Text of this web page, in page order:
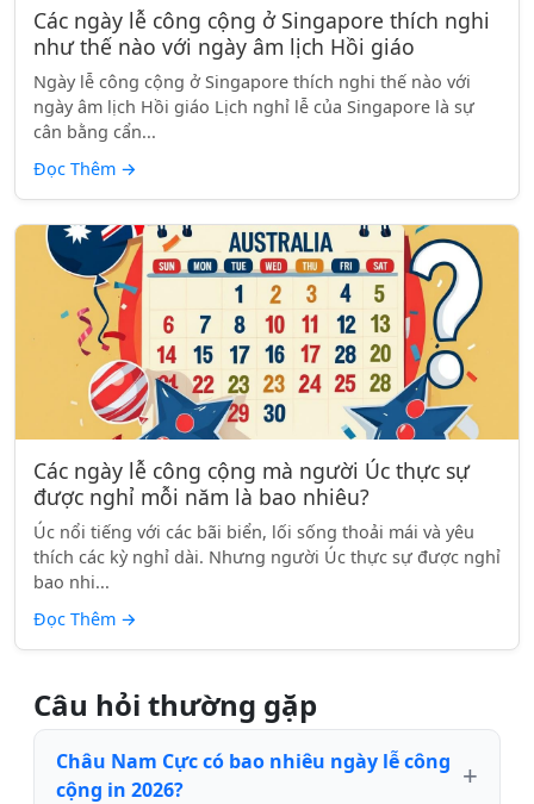
Các ngày lễ công cộng ở Singapore thích nghi
như thế nào với ngày âm lịch Hồi giáo
Ngày lễ công cộng ở Singapore thích nghi thế nào với
ngày âm lịch Hồi giáo Lịch nghỉ lễ của Singapore là sự
cân bằng cẩn...
Đọc Thêm →
Các ngày lễ công cộng mà người Úc thực sự
được nghỉ mỗi năm là bao nhiêu?
Úc nổi tiếng với các bãi biển, lối sống thoải mái và yêu
thích các kỳ nghỉ dài. Nhưng người Úc thực sự được nghỉ
bao nhi...
Đọc Thêm →
Câu hỏi thường gặp
Châu Nam Cực có bao nhiêu ngày lễ công
cộng in 2026?